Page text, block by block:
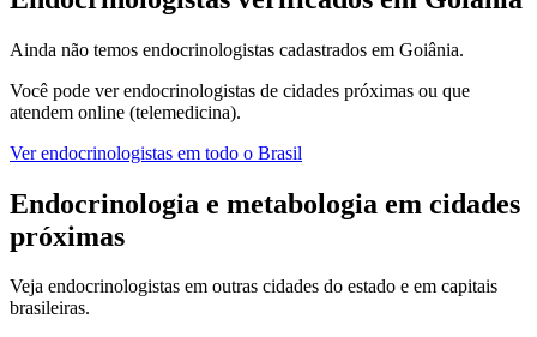
Ainda não temos endocrinologistas cadastrados em Goiânia.
Você pode verendocrinologistas de cidades próximas ou que
atendem online (telemedicina).
Verendocrinologistas em todo o Brasil
Endocrinologia e metabologia em cidades
próximas
Veja endocrinologistas em outras cidades do estado e em capitais
brasileiras.